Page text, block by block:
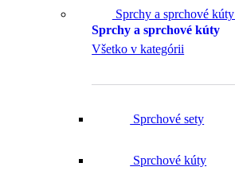
Sprchy a sprchové kúty
Sprchy a sprchové kúty
Všetko v kategórii
Sprchové sety
Sprchové kúty